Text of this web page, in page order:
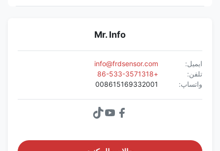
Mr. Info
ایمیل:
info@frdsensor.com
واتساپ:
008615169332001